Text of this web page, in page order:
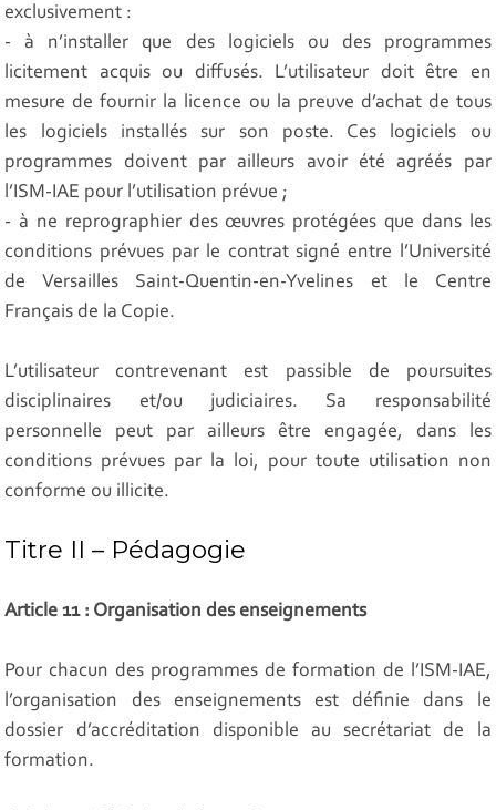
exclusivement :
- à n’installer que des logiciels ou des programmes
licitement acquis ou diffusés. L’utilisateur doit être en
mesure de fournir la licence ou la preuve d’achat de tous
les logiciels installés sur son poste. Ces logiciels ou
programmes doivent par ailleurs avoir été agréés par
l’ISM-IAE pour l’utilisation prévue ;
- à ne reprographier des œuvres protégées que dans les
conditions prévues par le contrat signé entre l’Université
de Versailles Saint-Quentin-en-Yvelines et le Centre
Français de la Copie.
L’utilisateur contrevenant est passible de poursuites
disciplinaires et/ou judiciaires. Sa responsabilité
personnelle peut par ailleurs être engagée, dans les
conditions prévues par la loi, pour toute utilisation non
conforme ou illicite.
Titre II – Pédagogie
Article 11 : Organisation des enseignements
Pour chacun des programmes de formation de l’ISM-IAE,
l’organisation des enseignements est définie dans le
dossier d’accréditation disponible au secrétariat de la
formation.